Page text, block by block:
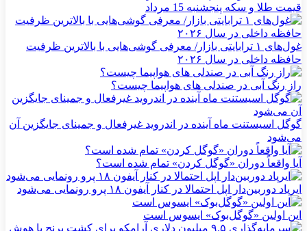
قیمت طلا و سکه پنجشنبه 15 مرداد
غول‌های ۱ ترابایتی بازار/ معرفی گوشی‌هایی با بالاترین ظرفیت
حافظه داخلی در سال ۲۰۲۶
راز رنگ آبی در صندلی های هواپیما چیست؟
گوگل اسیستنت ماه آینده در اندروید غیرفعال و جمینای جایگزین آن
می‌شود
آیا واقعاً دوران «گوگل کردن» تمام شده است؟
ایرپاد دوربین‌دار اپل احتمالا در کنار آیفون ۱۸ پرو رونمایی می‌شود
این اولین «گوگل‌بوک» ایسوس است